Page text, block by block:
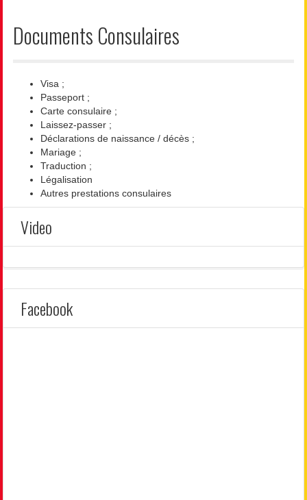
Documents Consulaires
Visa ;
Passeport ;
Carte consulaire ;
Laissez-passer ;
Déclarations de naissance / décès ;
Mariage ;
Traduction ;
Légalisation
Autres prestations consulaires
Video
Facebook